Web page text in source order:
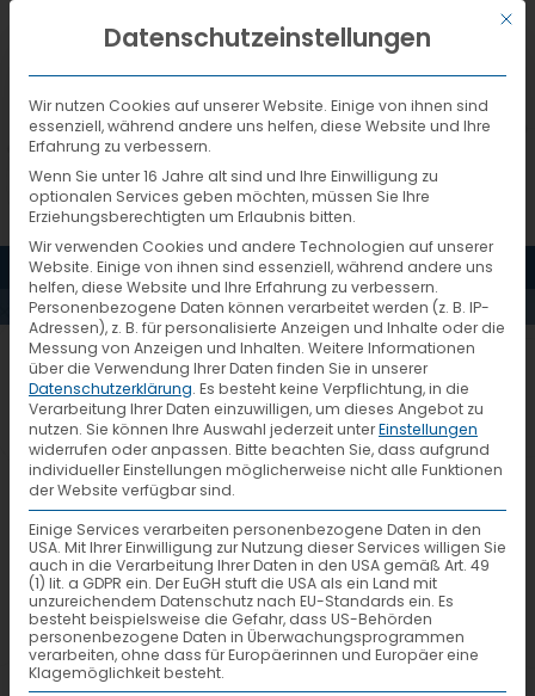
DEUTSCH
MENÜ
PRESSEMELDUNGEN
VTL in Fulda. Hautnah erleben
am Tag der Logistik
VTL Vernetzte-Transport-Logistik
GmbH, eine der führenden
Stückgutkooperationen, ermöglicht am
19. April, ab 20:30 Uhr einen Blick hinter
die Kulissen ihres
Hauptumschlagbetriebes (HUB) in
Mit
Datenschutzeinstellungen
Wir nutzen Cookies auf unserer Website. Einige von ihnen sind
essenziell, während andere uns helfen, diese Website und Ihre
Erfahrung zu verbessern.
Wenn Sie unter 16 Jahre alt sind und Ihre Einwilligung zu
optionalen Services geben möchten, müssen Sie Ihre
Erziehungsberechtigten um Erlaubnis bitten.
Wir verwenden Cookies und andere Technologien auf unserer
Website. Einige von ihnen sind essenziell, während andere uns
helfen, diese Website und Ihre Erfahrung zu verbessern.
Personenbezogene Daten können verarbeitet werden (z. B. IP-
Adressen), z. B. für personalisierte Anzeigen und Inhalte oder die
Messung von Anzeigen und Inhalten. Weitere Informationen
über die Verwendung Ihrer Daten finden Sie in unserer
Datenschutzerklärung. Es besteht keine Verpflichtung, in die
Verarbeitung Ihrer Daten einzuwilligen, um dieses Angebot zu
nutzen. Sie können Ihre Auswahl jederzeit unterEinstellungen
widerrufen oder anpassen. Bitte beachten Sie, dass aufgrund
individueller Einstellungen möglicherweise nicht alle Funktionen
der Website verfügbar sind.
Einige Services verarbeiten personenbezogene Daten in den
USA. Mit Ihrer Einwilligung zur Nutzung dieser Services willigen Sie
auch in die Verarbeitung Ihrer Daten in den USA gemäß Art. 49
(1) lit. a GDPR ein. Der EuGH stuft die USA als ein Land mit
unzureichendem Datenschutz nach EU-Standards ein. Es
besteht beispielsweise die Gefahr, dass US-Behörden
personenbezogene Daten in Überwachungsprogrammen
verarbeiten, ohne dass für Europäerinnen und Europäer eine
Klagemöglichkeit besteht.